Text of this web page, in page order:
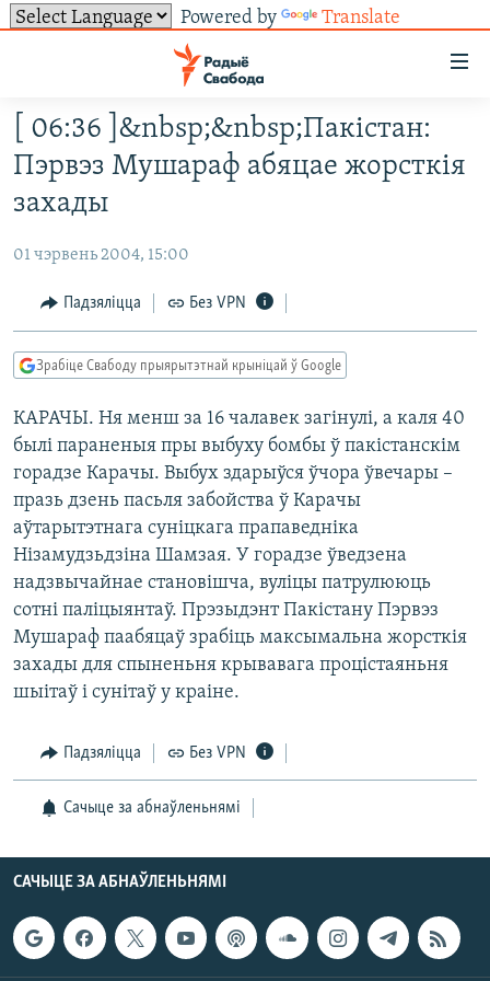
Powered by Translate
ўнівэрсальнага
доступу
Перайсьці
да
галоўнага
Перайсьці
галоўнай
Перайсьці
пошуку
НАВІНЫ
УСЕ НАВІНЫ
ЛЮДЗІ
ПАЛІТЫКА
ВАЙНА
БЕЛАРУСЫ НА ВАЙНЕ
ПАЛІТВЯЗЬНІ
КУЛЬТУРА
КАЛЯНДАР
ТОЛЬКІ НА СВАБОДЗЕ
БЛОГІ
ГІСТОРЫЯ НА СВАБОДЗЕ
КНІГІ
АЎДЫЁКНІГІ
PREMIUM
МОВА
НА ХВАЛЯХ СВАБОДЫ
АБЫСЬЦІ БЛЯКАВАНЬНЕ
ПАДЗЯЛІЦЦА ІНФАРМАЦЫЯЙ
ПАДПІСАЦЦА
RSS
FACEBOOK
TWITTER
Усе сайты РС/РСЭ
[ 06:36 ]&nbsp;&nbsp;Пакістан:
Пэрвэз Мушараф абяцае жорсткія
захады
01 чэрвень 2004, 15:00
Падзяліцца Без VPN
Зрабіце Свабоду прыярытэтнай крыніцай ў Google
КАРАЧЫ. Ня менш за 16 чалавек загінулі, а каля 40
былі параненыя пры выбуху бомбы ў пакістанскім
горадзе Карачы. Выбух здарыўся ўчора ўвечары –
празь дзень пасьля забойства ў Карачы
аўтарытэтнага суніцкага прапаведніка
Нізамудзьдзіна Шамзая. У горадзе ўведзена
надзвычайнае становішча, вуліцы патрулююць
сотні паліцыянтаў. Прэзыдэнт Пакістану Пэрвэз
Мушараф паабяцаў зрабіць максымальна жорсткія
захады для спыненьня крывавага процістаяньня
шыітаў і сунітаў у краіне.
Падзяліцца Без VPN
Сачыце за абнаўленьнямі
САЧЫЦЕ ЗА АБНАЎЛЕНЬНЯМІ